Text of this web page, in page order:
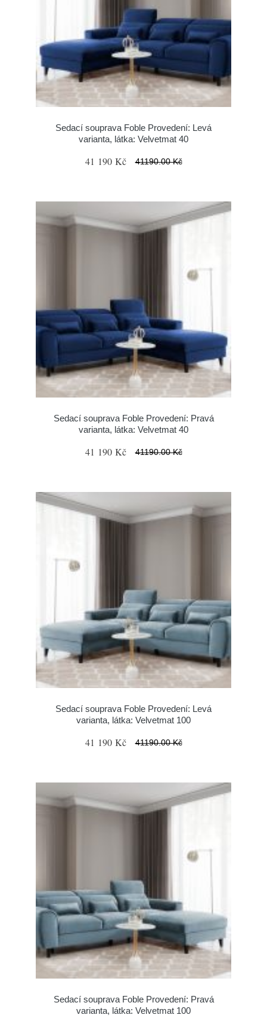
Sedací souprava Foble Provedení: Levá
varianta, látka: Velvetmat 40
41 190 Kč 41190.00 Kč
Sedací souprava Foble Provedení: Pravá
varianta, látka: Velvetmat 40
41 190 Kč 41190.00 Kč
Sedací souprava Foble Provedení: Levá
varianta, látka: Velvetmat 100
41 190 Kč 41190.00 Kč
Sedací souprava Foble Provedení: Pravá
varianta, látka: Velvetmat 100